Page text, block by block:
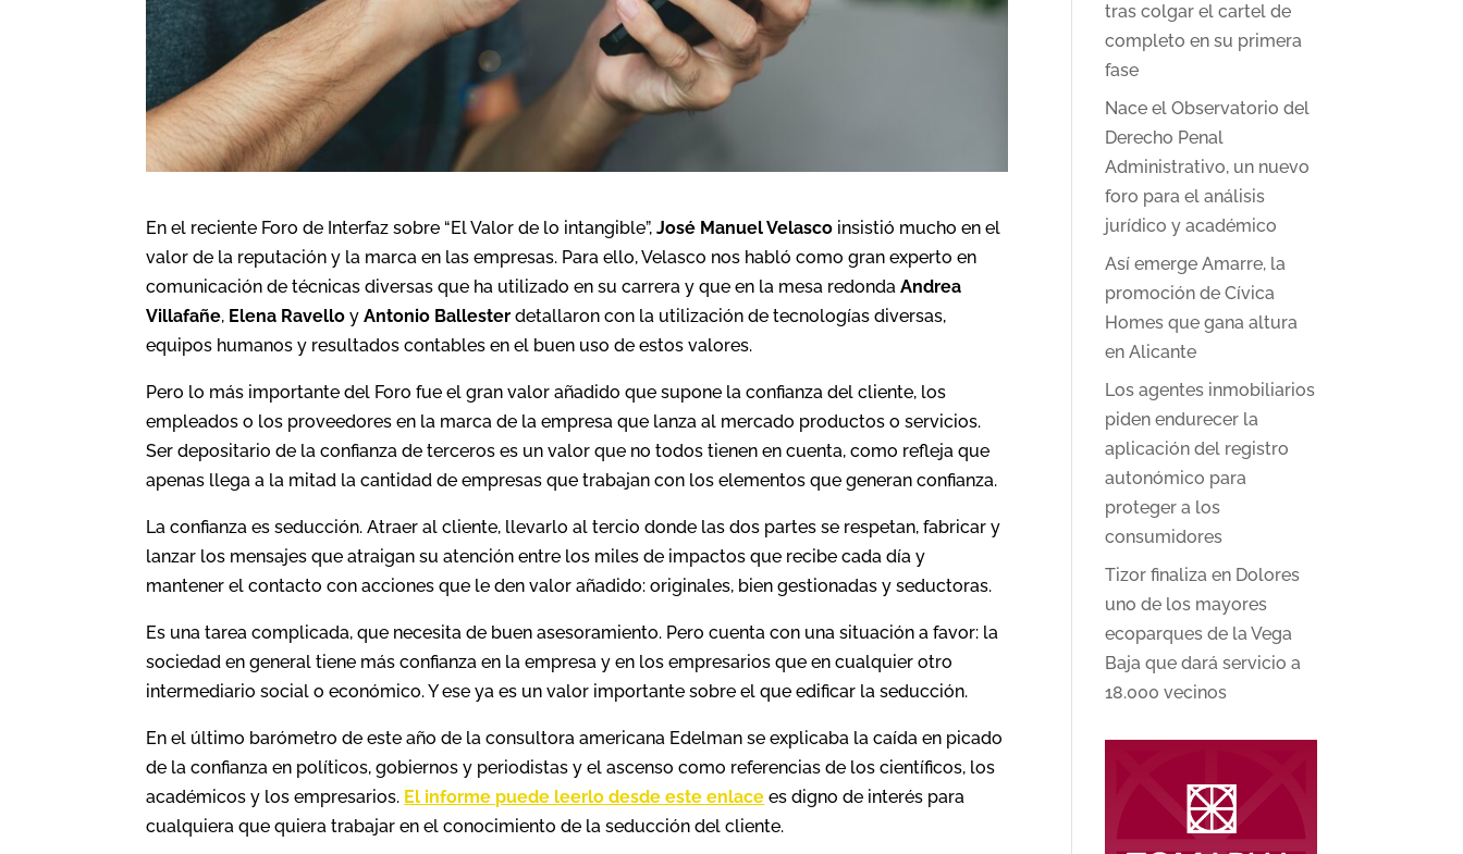
En el reciente Foro de Interfaz sobre “El Valor de lo intangible”,José Manuel Velasco insistió mucho en el
valor de la reputación y la marca en las empresas. Para ello, Velasco nos habló como gran experto en
comunicación de técnicas diversas que ha utilizado en su carrera y que en la mesa redondaAndrea
Villafañe, Elena Ravello yAntonio Ballester detallaron con la utilización de tecnologías diversas,
equipos humanos y resultados contables en el buen uso de estos valores.
Pero lo más importante del Foro fue el gran valor añadido que supone la confianza del cliente, los
empleados o los proveedores en la marca de la empresa que lanza al mercado productos o servicios.
Ser depositario de la confianza de terceros es un valor que no todos tienen en cuenta, como refleja que
apenas llega a la mitad la cantidad de empresas que trabajan con los elementos que generan confianza.
La confianza es seducción. Atraer al cliente, llevarlo al tercio donde las dos partes se respetan, fabricar y
lanzar los mensajes que atraigan su atención entre los miles de impactos que recibe cada día y
mantener el contacto con acciones que le den valor añadido: originales, bien gestionadas y seductoras.
Es una tarea complicada, que necesita de buen asesoramiento. Pero cuenta con una situación a favor: la
sociedad en general tiene más confianza en la empresa y en los empresarios que en cualquier otro
intermediario social o económico. Y ese ya es un valor importante sobre el que edificar la seducción.
En el último barómetro de este año de la consultora americana Edelman se explicaba la caída en picado
de la confianza en políticos, gobiernos y periodistas y el ascenso como referencias de los científicos, los
académicos y los empresarios. El informe puede leerlo desde este enlace es digno de interés para
cualquiera que quiera trabajar en el conocimiento de la seducción del cliente.
tras colgar el cartel de
completo en su primera
fase
Nace el Observatorio del
Derecho Penal
Administrativo, un nuevo
foro para el análisis
jurídico y académico
Así emerge Amarre, la
promoción de Cívica
Homes que gana altura
en Alicante
Los agentes inmobiliarios
piden endurecer la
aplicación del registro
autonómico para
proteger a los
consumidores
Tizor finaliza en Dolores
uno de los mayores
ecoparques de la Vega
Baja que dará servicio a
18.000 vecinos